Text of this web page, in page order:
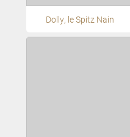
Dolly, le Spitz Nain